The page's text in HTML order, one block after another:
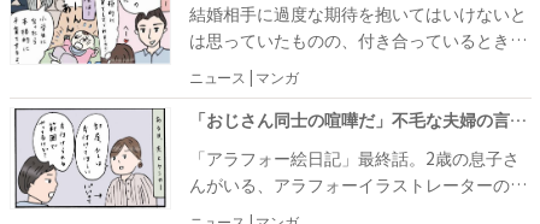
結婚相手に過度な期待を抱いてはいけないと
は思っていたものの、付き合っているときは
どうしても相手のことを美化してしまうも
の。そんな私は、結婚して一緒に暮らすよう
になってから夫に「だまされたな」と思うこ
とがいくつもあって……。
ニュース | マンガ
「おじさん同士の喧嘩だ」不毛な夫婦の言い争い後に鏡を見たらそこには #アラフォー絵日記 最終話
「アラフォー絵日記」最終話。2歳の息子さ
んがいる、アラフォーイラストレーターの村
澤綾香さん。アラフォーになり、若いころと